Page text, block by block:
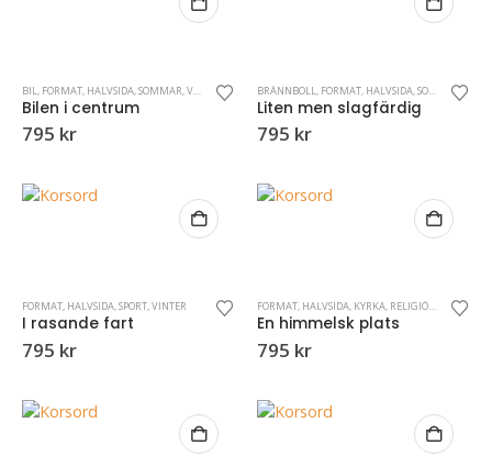
BIL FORMAT HALVSIDA SOMMAR VUXENKRYSS
Bilen i centrum
795 kr
BRÄNNBOLL FORMAT HALVSIDA SOMMAR ,
Liten men slagfärdig
795 kr
FORMAT, HALVSIDA,SPORT,VINTER
I rasande fart
795 kr
FORMAT, HALVSIDA, KYRKA, RELIGIÖSA KORSORD
En himmelsk plats
795 kr